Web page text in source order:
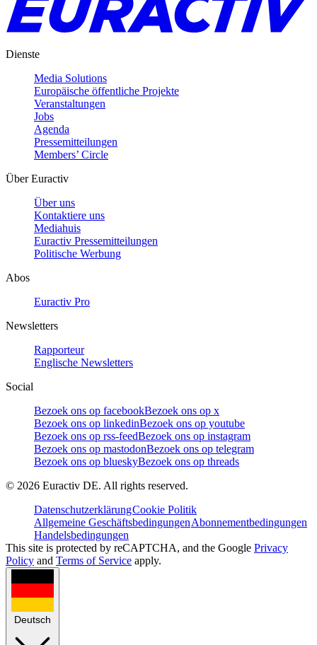
Dienste
Media Solutions
Europäische öffentliche Projekte
Veranstaltungen
Jobs
Agenda
Pressemitteilungen
Members’ Circle
Über Euractiv
Über uns
Kontaktiere uns
Mediahuis
Euractiv Pressemitteilungen
Politische Werbung
Abos
Euractiv Pro
Newsletters
Rapporteur
Englische Newsletters
Social
Bezoek ons op facebookBezoek ons op x
Bezoek ons op linkedinBezoek ons op youtube
Bezoek ons op rss-feedBezoek ons op instagram
Bezoek ons op mastodonBezoek ons op telegram
Bezoek ons op blueskyBezoek ons op threads
© 2026 Euractiv DE. All rights reserved.
DatenschutzerklärungCookie Politik
Allgemeine GeschäftsbedingungenAbonnementbedingungen
Handelsbedingungen
This site is protected by reCAPTCHA, and the Google Privacy
Policy and Terms of Service apply.
Deutsch